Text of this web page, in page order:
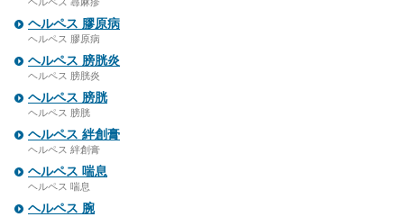
ヘルペス 膠原病
ヘルペス 膠原病
ヘルペス 膀胱炎
ヘルペス 膀胱炎
ヘルペス 膀胱
ヘルペス 膀胱
ヘルペス 絆創膏
ヘルペス 絆創膏
ヘルペス 喘息
ヘルペス 喘息
ヘルペス 腕